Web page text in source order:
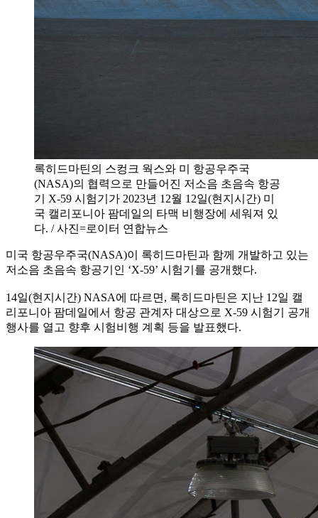
록히드마틴의 스컹크 웍스와 미 항공우주국
(NASA)의 협력으로 만들어진 저소음 초음속 항공
기 X-59 시험기가 2023년 12월 12일(현지시간) 미
국 캘리포니아 팜데일의 타맥 비행장에 세워져 있
다. / 사진=로이터 연합뉴스
미국 항공우주국(NASA)이 록히드마틴과 함께 개발하고 있는
저소음 초음속 항공기인 ‘X-59’ 시험기를 공개했다.
14일(현지시간) NASA에 따르면, 록히드마틴은 지난 12일 캘
리포니아 팜데일에서 항공 관계자 대상으로 X-59 시험기 공개
행사를 열고 향후 시험비행 계획 등을 발표했다.